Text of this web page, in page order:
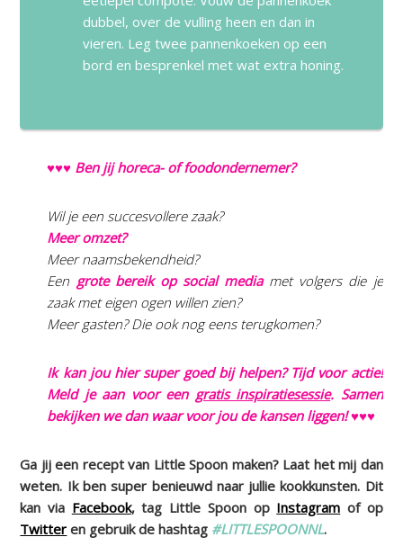
dubbel, over de vulling heen en dan in
vieren. Leg twee pannenkoeken op een
bord en besprenkel met wat extra honing.
♥♥♥ Ben jij horeca- of foodondernemer?
Wil je een succesvollere zaak?
Meer omzet?
Meer naamsbekendheid?
Een grote bereik op social mediamet volgers die je
zaak met eigen ogen willen zien?
Meer gasten? Die ook nog eens terugkomen?
Ik kan jou hier super goed bij helpen? Tijd voor actie!
Meld je aan voor een gratis inspiratiesessie. Samen
bekijken we dan waar voor jou de kansen liggen! ♥♥♥
Ga jij een recept van Little Spoon maken? Laat het mij dan
weten. Ik ben super benieuwd naar jullie kookkunsten. Dit
kan via Facebook, tag Little Spoon op Instagram of op
Twitter en gebruik de hashtag #LITTLESPOONNL.